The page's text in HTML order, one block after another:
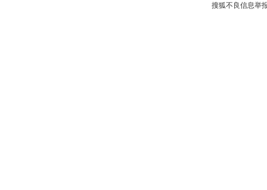
搜狐不良信息举